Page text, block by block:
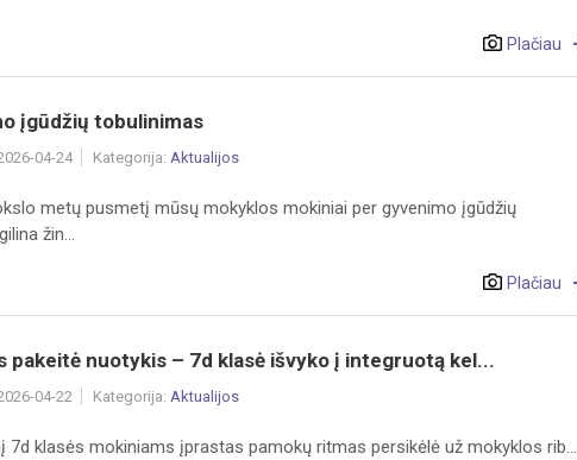
Plačiau
įgūdžių tobulinimas
04-24 Kategorija: Aktualijos
metų pusmetį mūsų mokyklos mokiniai per gyvenimo įgūdžių
žin...
Plačiau
pakeitė nuotykis – 7d klasė išvyko į integruotą kel...
04-22 Kategorija: Aktualijos
7d klasės mokiniams įprastas pamokų ritmas persikėlė už mokyklos rib...